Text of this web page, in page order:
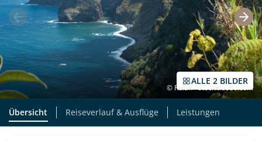
ALLE 2 BILDER
© Rulan - stock.adobe.com
Übersicht Reiseverlauf & Ausflüge Leistungen
Persönliche Daten
Vorname Nachname
E-Mail* Telefon